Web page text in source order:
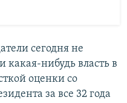
сегодня не
нибудь власть в
оценки со
за все 32 года